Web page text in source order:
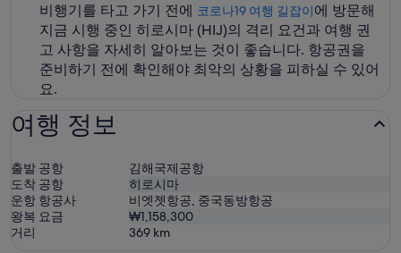
비행기를 타고 가기 전에 코로나19 여행 길잡이에 방문해
지금 시행 중인 히로시마 (HIJ)의 격리 요건과 여행 권
고 사항을 자세히 알아보는 것이 좋습니다. 항공권을
준비하기 전에 확인해야 최악의 상황을 피하실 수 있어
요.
여행 정보
출발 공항
김해국제공항
도착 공항
히로시마
운항 항공사
비엣젯항공, 중국동방항공
왕복 요금
₩1,158,300
거리
369 km